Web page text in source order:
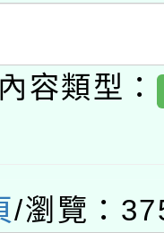
申請許可
利署委託
辦理「
(星期六
福系列
景藝術
民及學前
容類型：
/瀏覽：